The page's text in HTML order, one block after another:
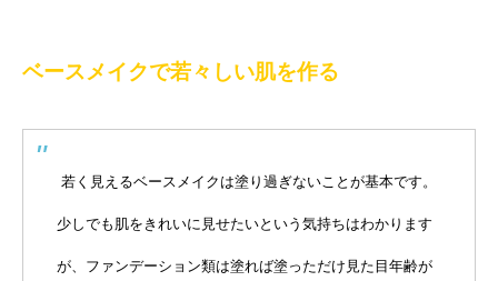
ベースメイクで若々しい肌を作る
若く見えるベースメイクは塗り過ぎないことが基本です。
少しでも肌をきれいに見せたいという気持ちはわかります
が、ファンデーション類は塗れば塗っただけ見た目年齢が